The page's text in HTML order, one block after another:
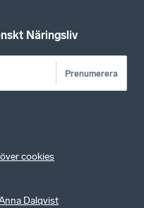
Näringsliv
Prenumerera
cookies
Dalqvist